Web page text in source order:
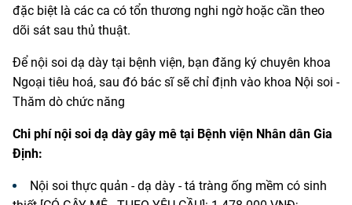
đặc biệt là các ca có tổn thương nghi ngờ hoặc cần theo
dõi sát sau thủ thuật.
Để nội soi dạ dày tại bệnh viện, bạn đăng ký chuyên khoa
Ngoại tiêu hoá, sau đó bác sĩ sẽ chỉ định vào khoa Nội soi -
Thăm dò chức năng
Chi phí nội soi dạ dày gây mê tại Bệnh viện Nhân dân Gia
Định:
Nội soi thực quản - dạ dày - tá tràng ống mềm có sinh